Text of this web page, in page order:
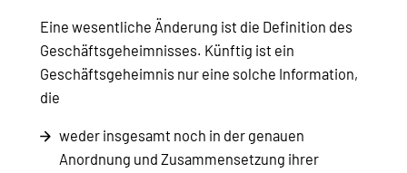
Eine wesentliche Änderung ist die Definition des
Geschäftsgeheimnisses. Künftig ist ein
Geschäftsgeheimnis nur eine solche Information,
die
weder insgesamt noch in der genauen
Anordnung und Zusammensetzung ihrer